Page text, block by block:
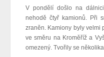
V pondělí došlo na
nehodě čtyř kamionů. Při
zraněn. Kamiony byly velmi
ve směru na Kroměříž a
omezený. Tvořily se